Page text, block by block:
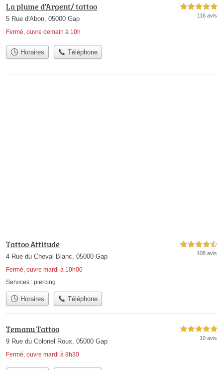
La plume d'Argent/ tattoo
5 Rue d'Abon, 05000 Gap
Fermé, ouvre demain à 10h
5,0 étoiles sur 5
116 avis
Horaires Téléphone
Tattoo Attitude
4 Rue du Cheval Blanc, 05000 Gap
Fermé, ouvre mardi à 10h00
4,5 étoiles sur 5
108 avis
Services : piercing
Horaires Téléphone
Temanu Tattoo
9 Rue du Colonel Roux, 05000 Gap
Fermé, ouvre mardi à 8h30
5,0 étoiles sur 5
10 avis